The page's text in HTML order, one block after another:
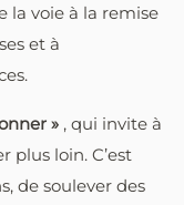
la voie à la remise
et à
» , qui invite à
plus loin. C’est
de soulever des